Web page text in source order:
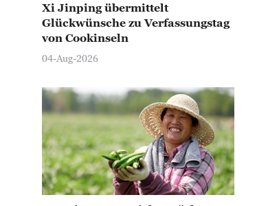
Xi Jinping übermittelt
Glückwünsche zu Verfassungstag
von Cookinseln
04-Aug-2026